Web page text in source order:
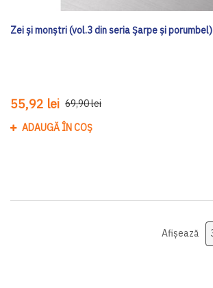
Zei și monștri (vol.3 din seria Șarpe și porumbel)
55,92 lei 69,90 lei
ADAUGĂ ÎN COȘ
Afișează